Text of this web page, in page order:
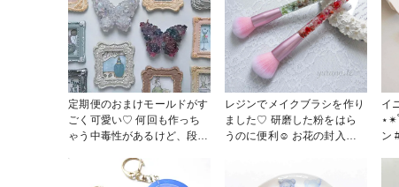
#クロコちゃんレシピ
定期便のおまけモールドがす
ごく可愛い♡︎ 何回も作っち
ゃう中毒性があるけど、段差
気良く気泡取り除きました☺️
#春の作品コンテスト2025 #
レジンでメイクブラシを作り
ました♡︎ 研磨した粉をはら
うのに便利☺️ お花の封入量
コンテスト2025 #レジン #お
イ
⋆✴︎˚｡⋆ #キー
ン